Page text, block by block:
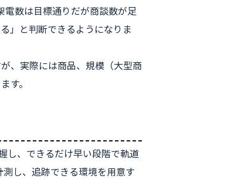
電数は目標通りだが商談数が足
」と判断できるようになりま
、実際には商品、規模（大型商
す。
し、できるだけ早い段階で軌道
し、追跡できる環境を用意す